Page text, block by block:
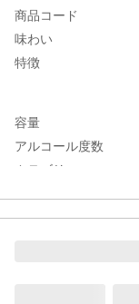
商品コード
味わい
特徴
容量
アルコール度数
カテゴリー
おすすめ料理